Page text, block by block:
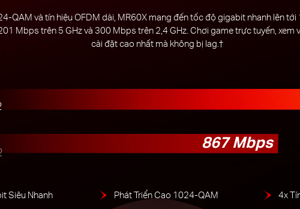
QAM và tín hiệu OFDM dài, MR60X mang đến tốc độ gigabit nhanh lên
Mbps trên 5 GHz và 300 Mbps trên 2,4 GHz. Chơi game trực tuyến, xem
cài đặt cao nhất mà không bị lag. †
867 Mbps
Siêu Nhanh Phát Triển Cao 1024-QAM 4x